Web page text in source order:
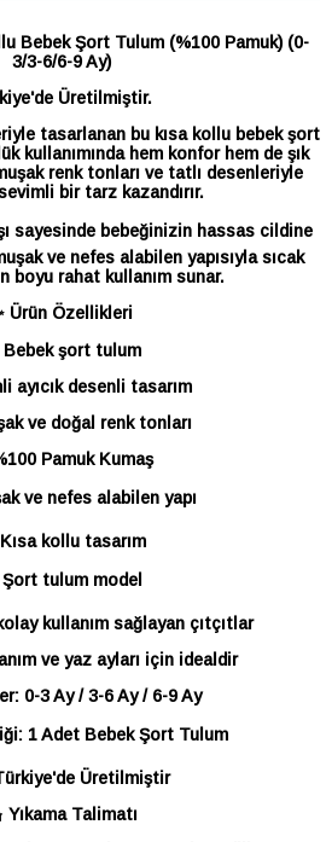
Bebek Şort Tulum (%100 Pamuk) (0-
3/3-6/6-9 Ay)
Üretilmiştir.
tasarlanan bu kısa kollu bebek şort
kullanımında hem konfor hem de şık
renk tonları ve tatlı desenleriyle
bir tarz kazandırır.
sayesinde bebeğinizin hassas cildine
ve nefes alabilen yapısıyla sıcak
boyu rahat kullanım sunar.
Ürün Özellikleri
Bebek şort tulum
ayıcık desenli tasarım
ve doğal renk tonları
Pamuk Kumaş
ve nefes alabilen yapı
kollu tasarım
Şort tulum model
kullanım sağlayan çıtçıtlar
ve yaz ayları için idealdir
0-3 Ay / 3-6 Ay / 6-9 Ay
1 Adet Bebek Şort Tulum
Üretilmiştir
Yıkama Talimatı